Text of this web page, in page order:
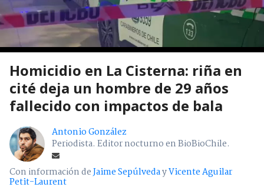
Homicidio en La Cisterna: riña en
cité deja un hombre de 29 años
fallecido con impactos de bala
Antonio González
Periodista. Editor nocturno en BioBioChile.
Con información deJaime SepúlvedayVicente Aguilar
Petit-Laurent